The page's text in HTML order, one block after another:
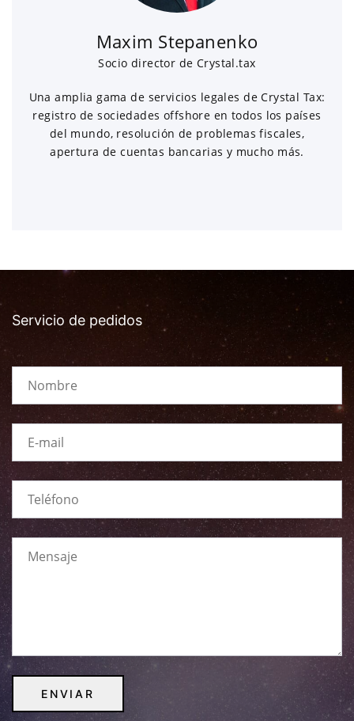
Maxim Stepanenko
Socio director de Crystal.tax
Una amplia gama de servicios legales de Crystal Tax:
registro de sociedades offshore en todos los países
del mundo, resolución de problemas fiscales,
apertura de cuentas bancarias y mucho más.
Servicio de pedidos